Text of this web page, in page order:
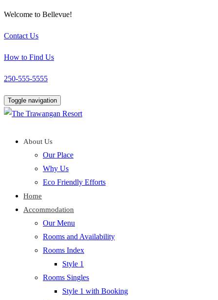
Welcome to Bellevue!
Contact Us
How to Find Us
250-555-5555
Toggle navigation
About Us
Our Place
Why Us
Eco Friendly Efforts
Home
Accommodation
Our Menu
Rooms and Availability
Rooms Index
Style 1
Rooms Singles
Style 1 with Booking